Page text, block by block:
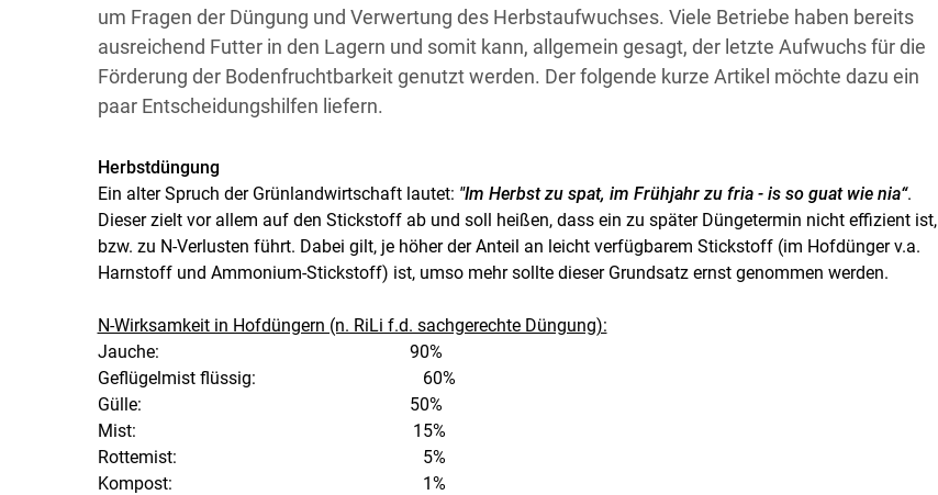
um Fragen der Düngung und Verwertung des Herbstaufwuchses. Viele Betriebe haben bereits
ausreichend Futter in den Lagern und somit kann, allgemein gesagt, der letzte Aufwuchs für die
Förderung der Bodenfruchtbarkeit genutzt werden. Der folgende kurze Artikel möchte dazu ein
paar Entscheidungshilfen liefern.
Herbstdüngung
Ein alter Spruch der Grünlandwirtschaft lautet: "Im Herbst zu spat, im Frühjahr zu fria - is so guat wie nia“.
Dieser zielt vor allem auf den Stickstoff ab und soll heißen, dass ein zu später Düngetermin nicht effizient ist,
bzw. zu N-Verlusten führt. Dabei gilt, je höher der Anteil an leicht verfügbarem Stickstoff (im Hofdünger v.a.
Harnstoff und Ammonium-Stickstoff) ist, umso mehr sollte dieser Grundsatz ernst genommen werden.
N-Wirksamkeit in Hofdüngern (n. RiLi f.d. sachgerechte Düngung):
Jauche: 90%
Geflügelmist flüssig: 60%
Gülle: 50%
Mist: 15%
Rottemist: 5%
Kompost: 1%